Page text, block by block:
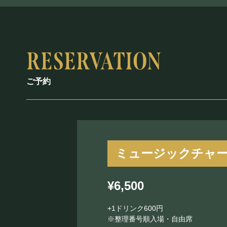
ご予約
ミュージックチャ
¥6,500
+1ドリンク600円
※整理番号順入場・自由席